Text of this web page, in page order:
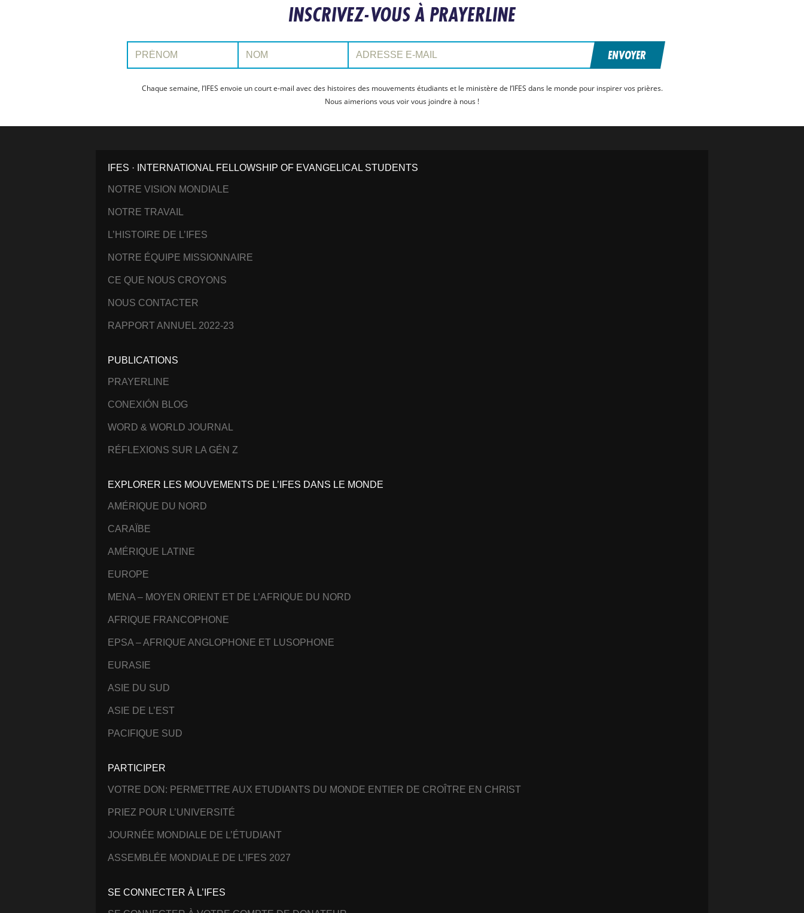
INSCRIVEZ-VOUS À PRAYERLINE
Prénom: Nom: Adresse e-mail:
ENVOYER
Chaque semaine, l’IFES envoie un court e-mail avec des histoires des mouvements étudiants et le ministère de l’IFES dans le monde pour inspirer vos prières.
Nous aimerions vous voir vous joindre à nous !
IFES · INTERNATIONAL FELLOWSHIP OF EVANGELICAL STUDENTS
NOTRE VISION MONDIALE
NOTRE TRAVAIL
L’HISTOIRE DE L’IFES
NOTRE ÉQUIPE MISSIONNAIRE
CE QUE NOUS CROYONS
NOUS CONTACTER
RAPPORT ANNUEL 2022-23
PUBLICATIONS
PRAYERLINE
CONEXIÓN BLOG
WORD & WORLD JOURNAL
RÉFLEXIONS SUR LA GÉN Z
EXPLORER LES MOUVEMENTS DE L’IFES DANS LE MONDE
AMÉRIQUE DU NORD
CARAÏBE
AMÉRIQUE LATINE
EUROPE
MENA – MOYEN ORIENT ET DE L’AFRIQUE DU NORD
AFRIQUE FRANCOPHONE
EPSA – AFRIQUE ANGLOPHONE ET LUSOPHONE
EURASIE
ASIE DU SUD
ASIE DE L’EST
PACIFIQUE SUD
PARTICIPER
VOTRE DON: PERMETTRE AUX ETUDIANTS DU MONDE ENTIER DE CROÎTRE EN CHRIST
PRIEZ POUR L’UNIVERSITÉ
JOURNÉE MONDIALE DE L’ÉTUDIANT
ASSEMBLÉE MONDIALE DE L’IFES 2027
SE CONNECTER À L’IFES